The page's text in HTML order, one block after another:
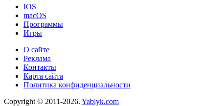
IOS
macOS
Программы
Игры
О сайте
Реклама
Контакты
Карта сайта
Политика конфиденциальности
Copyright © 2011-2026. Yablyk.сom